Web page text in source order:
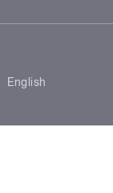
English